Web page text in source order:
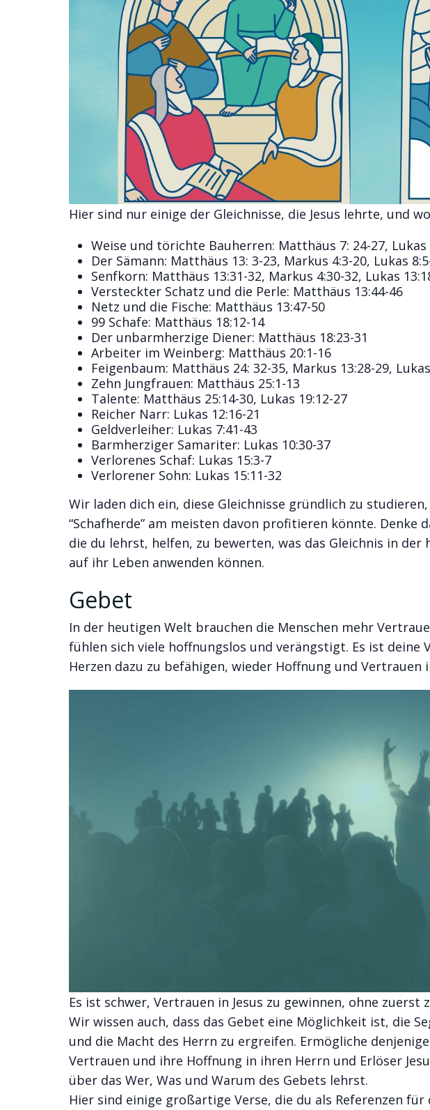
Hier sind nur einige der Gleichnisse, die Jesus lehrte, und
Weise und törichte Bauherren: Matthäus 7: 24-27, Lukas
Der Sämann: Matthäus 13: 3-23, Markus 4:3-20, Lukas
Senfkorn: Matthäus 13:31-32, Markus 4:30-32, Lukas
Versteckter Schatz und die Perle: Matthäus 13:44-46
Netz und die Fische: Matthäus 13:47-50
99 Schafe: Matthäus 18:12-14
Der unbarmherzige Diener: Matthäus 18:23-31
Arbeiter im Weinberg: Matthäus 20:1-16
Feigenbaum: Matthäus 24: 32-35, Markus 13:28-29,
Zehn Jungfrauen: Matthäus 25:1-13
Talente: Matthäus 25:14-30, Lukas 19:12-27
Reicher Narr: Lukas 12:16-21
Geldverleiher: Lukas 7:41-43
Barmherziger Samariter: Lukas 10:30-37
Verlorenes Schaf: Lukas 15:3-7
Verlorener Sohn: Lukas 15:11-32
Wir laden dich ein, diese Gleichnisse gründlich zu
“Schafherde” am meisten davon profitieren könnte. Denke
die du lehrst, helfen, zu bewerten, was das Gleichnis in
auf ihr Leben anwenden können.
Gebet
In der heutigen Welt brauchen die Menschen mehr
fühlen sich viele hoffnungslos und verängstigt. Es ist
Herzen dazu zu befähigen, wieder Hoffnung und Vertrauen
Es ist schwer, Vertrauen in Jesus zu gewinnen, ohne
Wir wissen auch, dass das Gebet eine Möglichkeit ist, die
und die Macht des Herrn zu ergreifen. Ermögliche
Vertrauen und ihre Hoffnung in ihren Herrn und Erlöser
über das Wer, Was und Warum des Gebets lehrst.
Hier sind einige großartige Verse, die du als Referenzen